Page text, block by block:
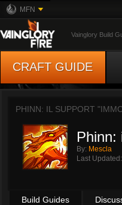
MFN
Vainglory Build
CRAFT GUIDE
PHINN: IL SUPPORT
Phinn:
By: Mescla
Last Updated:
Build Guides